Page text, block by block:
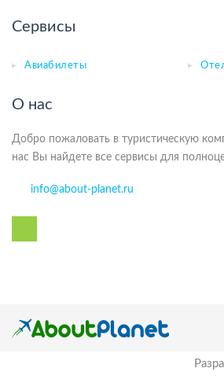
Сервисы
Авиабилеты
О нас
Добро пожаловать в туристическую
нас Вы найдете все сервисы для
info@about-planet.ru